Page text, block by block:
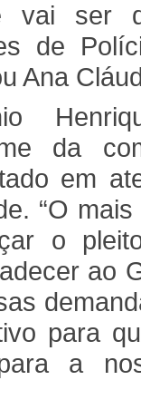
vai ser
de
Ana
da
em
“O
o
ao
para
a